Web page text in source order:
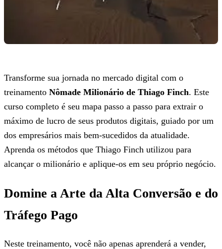
Transforme sua jornada no mercado digital com o
treinamento Nômade Milionário de Thiago Finch. Este
curso completo é seu mapa passo a passo para extrair o
máximo de lucro de seus produtos digitais, guiado por um
dos empresários mais bem-sucedidos da atualidade.
Aprenda os métodos que Thiago Finch utilizou para
alcançar o milionário e aplique-os em seu próprio negócio.
Domine a Arte da Alta Conversão e do
Tráfego Pago
Neste treinamento, você não apenas aprenderá a vender,